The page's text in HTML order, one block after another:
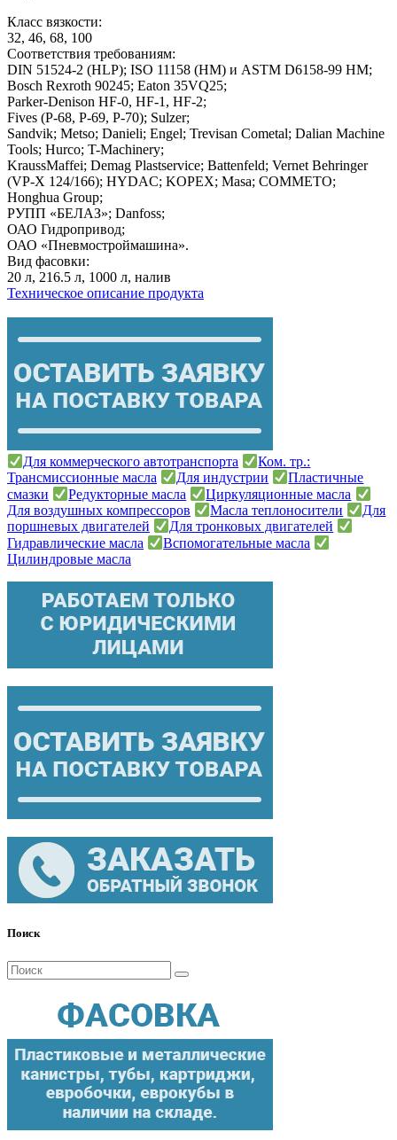
Класс вязкости:
32, 46, 68, 100
Соответствия требованиям:
DIN 51524-2 (HLP); ISO 11158 (HM) и ASTM D6158-99 HM;
Bosch Rexroth 90245; Eaton 35VQ25;
Parker-Denison HF-0, HF-1, HF-2;
Fives (P-68, P-69, P-70); Sulzer;
Sandvik; Metso; Danieli; Engel; Trevisan Cometal; Dalian Machine
Tools; Hurco; T-Machinery;
KraussMaffei; Demag Plastservice; Battenfeld; Vernet Behringer
(VP-X 124/166); HYDAC; KOPEX; Masa; COMMETO;
Honghua Group;
РУПП «БЕЛАЗ»; Danfoss;
ОАО Гидропривод;
ОАО «Пневмостроймашина».
Вид фасовки:
20 л, 216.5 л, 1000 л, налив
Техническое описание продукта
Для коммерческого автотранспорта
Ком. тр.:
Трансмиссионные масла
Для индустрии
Пластичные
смазки
Редукторные масла
Циркуляционные масла
Для воздушных компрессоров
Масла теплоносители
Для
поршневых двигателей
Для тронковых двигателей
Гидравлические масла
Вспомогательные масла
Цилиндровые масла
Поиск
Поиск
для: